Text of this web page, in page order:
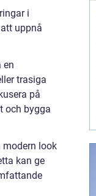
i
uppnå
en
trasiga
på
och bygga
modern look
kan ge